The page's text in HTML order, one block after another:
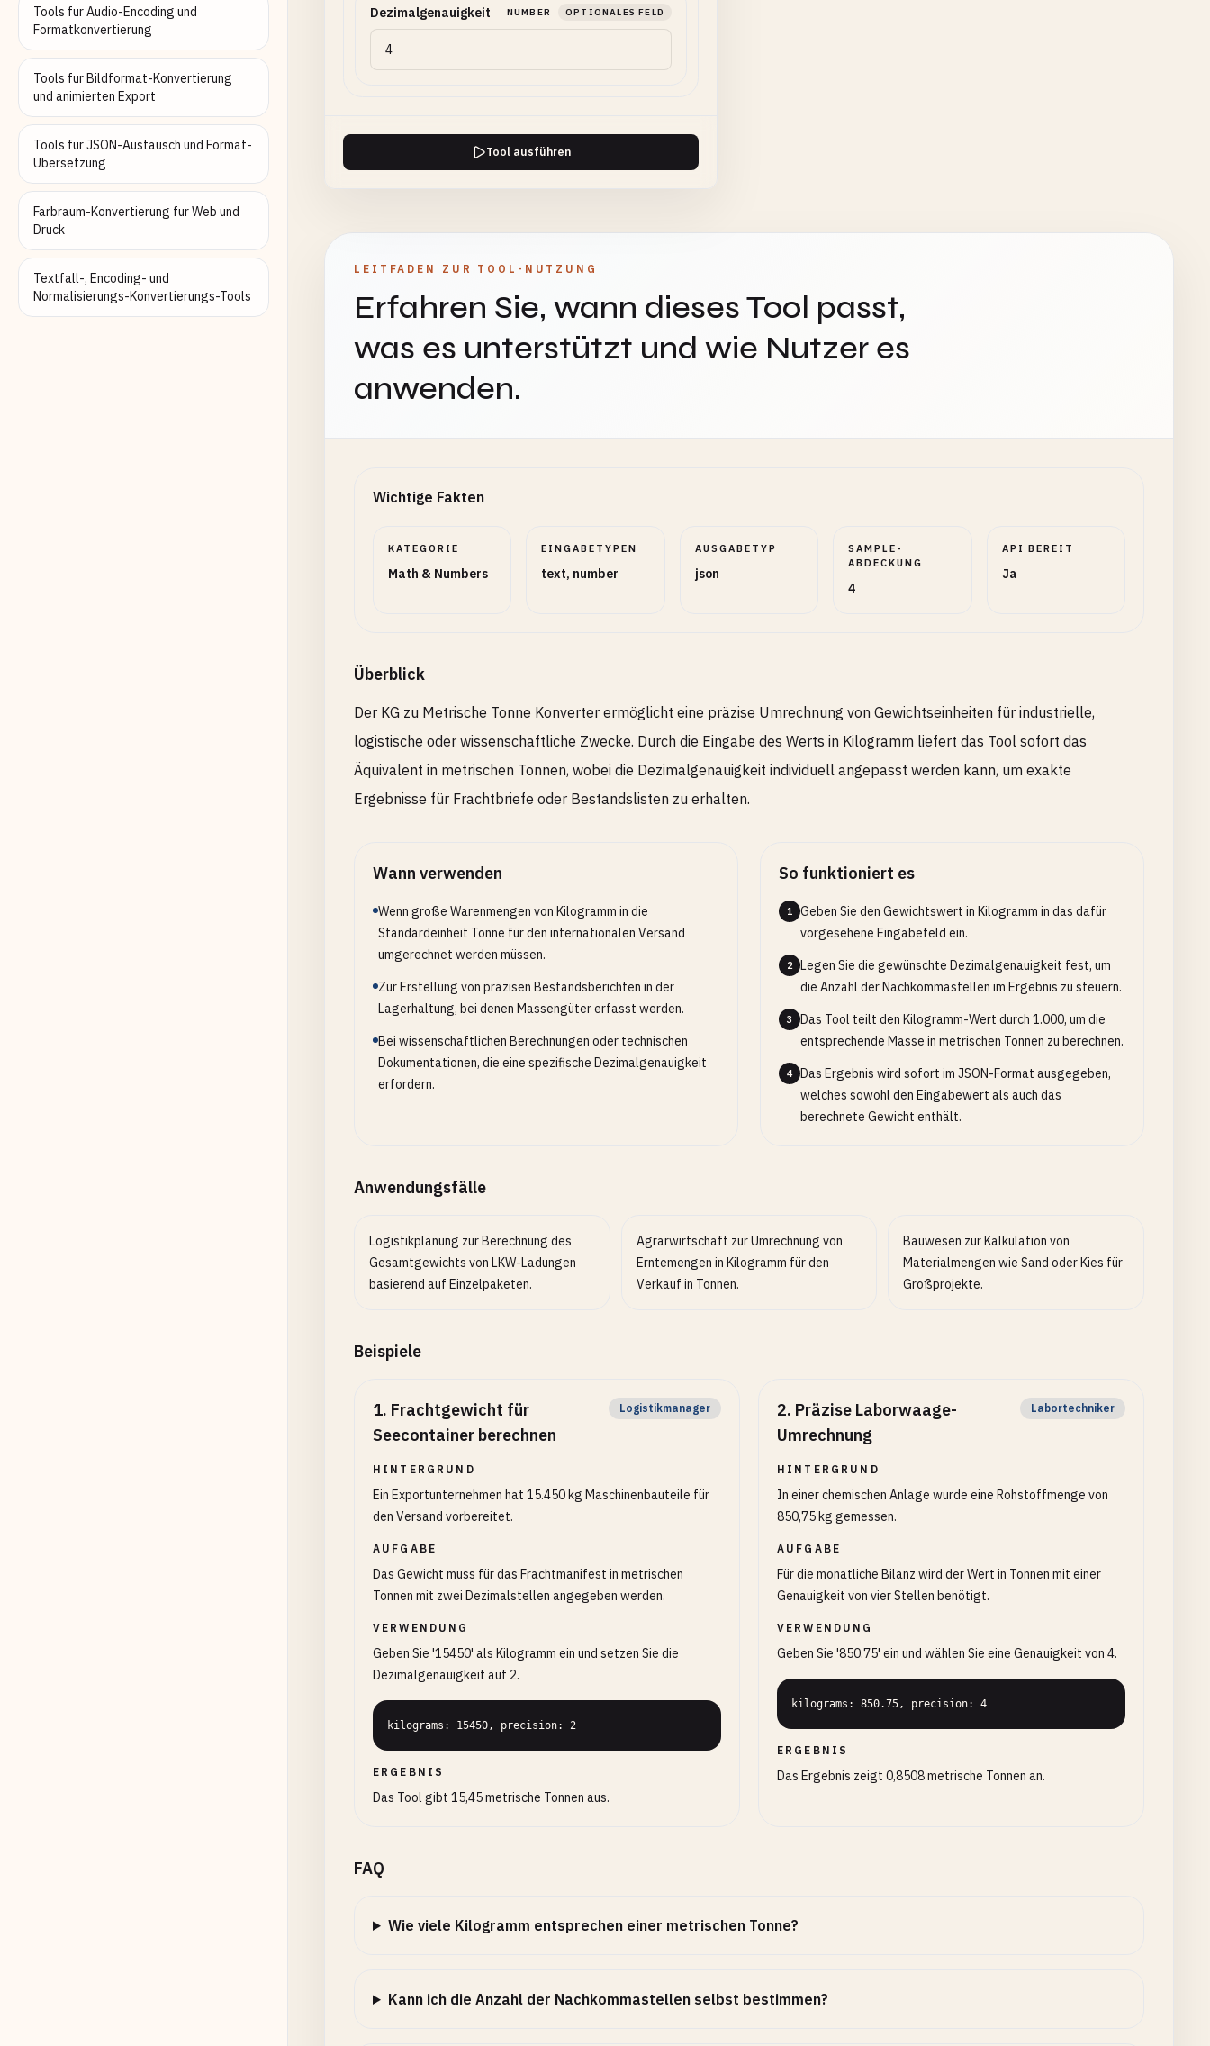
Tools fur Audio-Encoding und
Formatkonvertierung
Tools fur Bildformat-Konvertierung
und animierten Export
Tools fur JSON-Austausch und Format-
Ubersetzung
Farbraum-Konvertierung fur Web und
Druck
Textfall-, Encoding- und
Normalisierungs-Konvertierungs-Tools
Dezimalgenauigkeit NUMBER OPTIONALES FELD
Tool ausführen
LEITFADEN ZUR TOOL-NUTZUNG
Erfahren Sie, wann dieses Tool passt,
was es unterstützt und wie Nutzer es
anwenden.
Wichtige Fakten
KATEGORIE
Math & Numbers
EINGABETYPEN
text, number
AUSGABETYP
json
SAMPLE-
ABDECKUNG
4
API BEREIT
Ja
Überblick
Der KG zu Metrische Tonne Konverter ermöglicht eine präzise Umrechnung von Gewichtseinheiten für industrielle,
logistische oder wissenschaftliche Zwecke. Durch die Eingabe des Werts in Kilogramm liefert das Tool sofort das
Äquivalent in metrischen Tonnen, wobei die Dezimalgenauigkeit individuell angepasst werden kann, um exakte
Ergebnisse für Frachtbriefe oder Bestandslisten zu erhalten.
Wann verwenden
Wenn große Warenmengen von Kilogramm in die
Standardeinheit Tonne für den internationalen Versand
umgerechnet werden müssen.
Zur Erstellung von präzisen Bestandsberichten in der
Lagerhaltung, bei denen Massengüter erfasst werden.
Bei wissenschaftlichen Berechnungen oder technischen
Dokumentationen, die eine spezifische Dezimalgenauigkeit
erfordern.
So funktioniert es
1
Geben Sie den Gewichtswert in Kilogramm in das dafür
vorgesehene Eingabefeld ein.
2
Legen Sie die gewünschte Dezimalgenauigkeit fest, um
die Anzahl der Nachkommastellen im Ergebnis zu steuern.
3
Das Tool teilt den Kilogramm-Wert durch 1.000, um die
entsprechende Masse in metrischen Tonnen zu berechnen.
4
Das Ergebnis wird sofort im JSON-Format ausgegeben,
welches sowohl den Eingabewert als auch das
berechnete Gewicht enthält.
Anwendungsfälle
Logistikplanung zur Berechnung des
Gesamtgewichts von LKW-Ladungen
basierend auf Einzelpaketen.
Agrarwirtschaft zur Umrechnung von
Erntemengen in Kilogramm für den
Verkauf in Tonnen.
Bauwesen zur Kalkulation von
Materialmengen wie Sand oder Kies für
Großprojekte.
Beispiele
1. Frachtgewicht für
Seecontainer berechnen
Logistikmanager
HINTERGRUND
Ein Exportunternehmen hat 15.450 kg Maschinenbauteile für
den Versand vorbereitet.
AUFGABE
Das Gewicht muss für das Frachtmanifest in metrischen
Tonnen mit zwei Dezimalstellen angegeben werden.
VERWENDUNG
Geben Sie '15450' als Kilogramm ein und setzen Sie die
Dezimalgenauigkeit auf 2.
kilograms: 15450, precision: 2
ERGEBNIS
Das Tool gibt 15,45 metrische Tonnen aus.
2. Präzise Laborwaage-
Umrechnung
Labortechniker
HINTERGRUND
In einer chemischen Anlage wurde eine Rohstoffmenge von
850,75 kg gemessen.
AUFGABE
Für die monatliche Bilanz wird der Wert in Tonnen mit einer
Genauigkeit von vier Stellen benötigt.
VERWENDUNG
Geben Sie '850.75' ein und wählen Sie eine Genauigkeit von 4.
kilograms: 850.75, precision: 4
ERGEBNIS
Das Ergebnis zeigt 0,8508 metrische Tonnen an.
FAQ
Wie viele Kilogramm entsprechen einer metrischen Tonne?
Kann ich die Anzahl der Nachkommastellen selbst bestimmen?